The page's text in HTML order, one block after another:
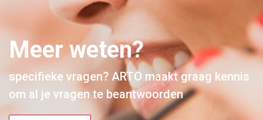
Meer weten?
specifieke vragen? ARTO maakt graag kennis
om al je vragen te beantwoorden